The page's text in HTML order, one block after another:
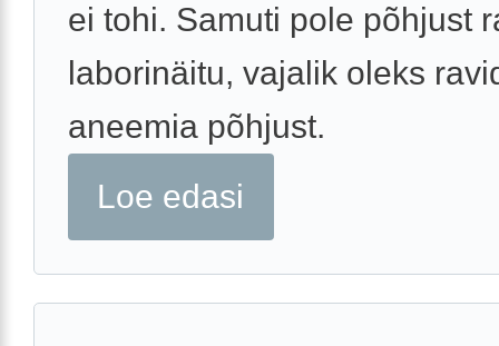
ei tohi. Samuti pole põhjust
laborinäitu, vajalik oleks
aneemia põhjust.
Loe edasi